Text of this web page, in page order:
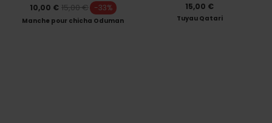
10,00 € 15,00 € -33%
Manche pour chicha Oduman
15,00 €
Tuyau Qatari